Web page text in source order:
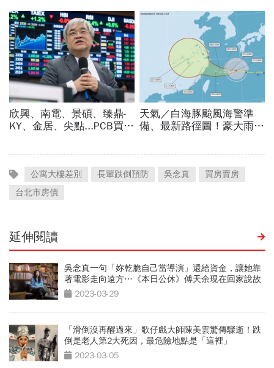
公寓大樓差別 長輩跌倒預防 吳念真
買房賣房
台北市房價
延伸閱讀
吳念真一句「妳乾脆自己當導演」還給資金，讓她靠
著電影走向遠方…《本日公休》傅天余現在回家說故
事 2023-03-29
「滑倒沒再醒過來」歌仔戲大師陳美雲驚傳驟逝！跌
倒是老人第2大死因，最危險地點是「這裡」
2023-03-05